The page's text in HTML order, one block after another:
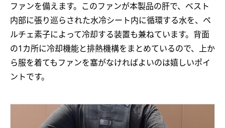
ファンを備えます。このファンが本製品の肝で、ベスト
内部に張り巡らされた水冷シート内に循環する水を、ペ
ルチェ素子によって冷却する装置も兼ねています。背面
の1カ所に冷却機能と排熱機構をまとめているので、上か
ら服を着てもファンを塞がなければよいのは嬉しいポイ
ントです。